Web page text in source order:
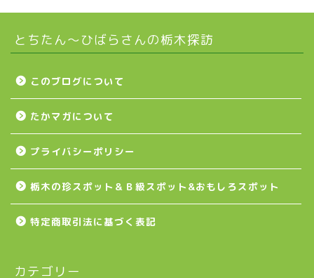
とちたん〜ひばらさんの栃木探訪
このブログについて
たかマガについて
プライバシーポリシー
栃木の珍スポット＆Ｂ級スポット&おもしろスポット
特定商取引法に基づく表記
カテゴリー